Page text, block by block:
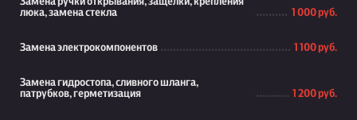
люка, замена стекла
1 000 руб.
Замена электрокомпонентов 1 100 руб.
Замена гидростопа, сливного шланга,
патрубков, герметизация
1 200 руб.